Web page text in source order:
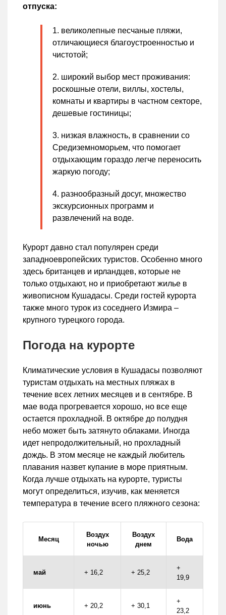
отпуска:
великолепные песчаные пляжи,
отличающиеся благоустроенностью и
чистотой;
широкий выбор мест проживания:
роскошные отели, виллы, хостелы,
комнаты и квартиры в частном секторе,
дешевые гостиницы;
низкая влажность, в сравнении со
Средиземноморьем, что помогает
отдыхающим гораздо легче переносить
жаркую погоду;
разнообразный досуг, множество
экскурсионных программ и
развлечений на воде.
Курорт давно стал популярен среди
западноевропейских туристов. Особенно много
здесь британцев и ирландцев, которые не
только отдыхают, но и приобретают жилье в
живописном Кушадасы. Среди гостей курорта
также много турок из соседнего Измира –
крупного турецкого города.
Погода на курорте
Климатические условия в Кушадасы позволяют
туристам отдыхать на местных пляжах в
течение всех летних месяцев и в сентябре. В
мае вода прогревается хорошо, но все еще
остается прохладной. В октябре до полудня
небо может быть затянуто облаками. Иногда
идет непродолжительный, но прохладный
дождь. В этом месяце не каждый любитель
плавания назвет купание в море приятным.
Когда лучше отдыхать на курорте, туристы
могут определиться, изучив, как меняется
температура в течение всего пляжного сезона:
Месяц
Воздух
ночью
Воздух
днем
Вода
май + 16,2 + 25,2
+
19,9
июнь + 20,2 + 30,1
+
23,2